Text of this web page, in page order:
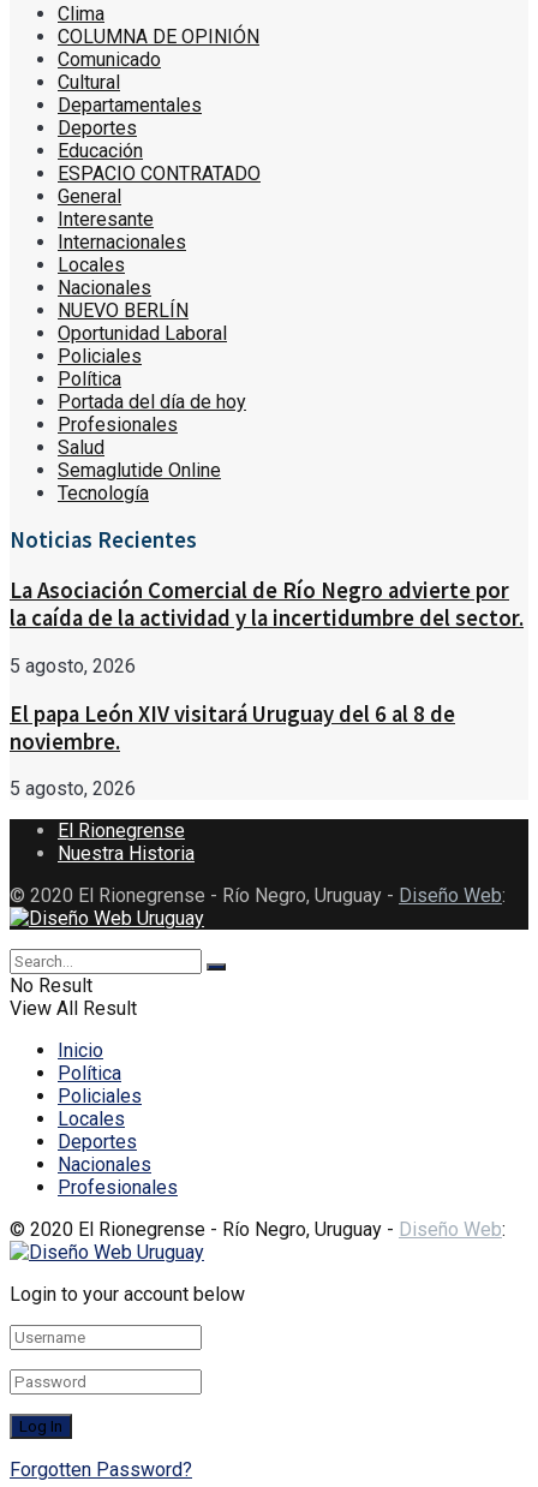
Clima
COLUMNA DE OPINIÓN
Comunicado
Cultural
Departamentales
Deportes
Educación
ESPACIO CONTRATADO
General
Interesante
Internacionales
Locales
Nacionales
NUEVO BERLÍN
Oportunidad Laboral
Policiales
Política
Portada del día de hoy
Profesionales
Salud
Semaglutide Online
Tecnología
Noticias Recientes
La Asociación Comercial de Río Negro advierte por
la caída de la actividad y la incertidumbre del sector.
5 agosto, 2026
El papa León XIV visitará Uruguay del 6 al 8 de
noviembre.
5 agosto, 2026
El Rionegrense
Nuestra Historia
© 2020 El Rionegrense - Río Negro, Uruguay - Diseño Web:
No Result
View All Result
Inicio
Política
Policiales
Locales
Deportes
Nacionales
Profesionales
© 2020 El Rionegrense - Río Negro, Uruguay - Diseño Web:
Login to your account below
Forgotten Password?